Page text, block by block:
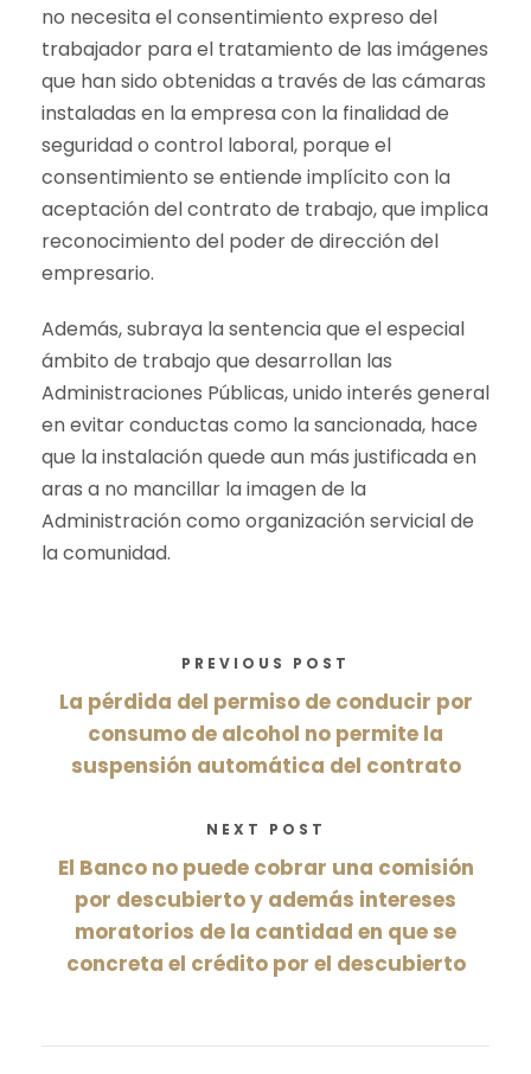
no necesita el consentimiento expreso del
trabajador para el tratamiento de las imágenes
que han sido obtenidas a través de las cámaras
instaladas en la empresa con la finalidad de
seguridad o control laboral, porque el
consentimiento se entiende implícito con la
aceptación del contrato de trabajo, que implica
reconocimiento del poder de dirección del
empresario.
Además, subraya la sentencia que el especial
ámbito de trabajo que desarrollan las
Administraciones Públicas, unido interés general
en evitar conductas como la sancionada, hace
que la instalación quede aun más justificada en
aras a no mancillar la imagen de la
Administración como organización servicial de
la comunidad.
PREVIOUS POST
La pérdida del permiso de conducir por
consumo de alcohol no permite la
suspensión automática del contrato
NEXT POST
El Banco no puede cobrar una comisión
por descubierto y además intereses
moratorios de la cantidad en que se
concreta el crédito por el descubierto